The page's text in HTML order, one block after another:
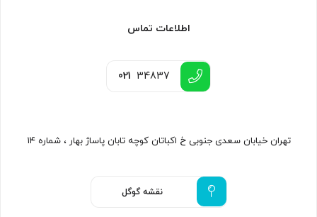
اطلاعات تماس
021 34837
تهران خیابان سعدی جنوبی خ اکباتان کوچه تابان پاساژ بهار ، شماره ۱۴
نقشه گوگل